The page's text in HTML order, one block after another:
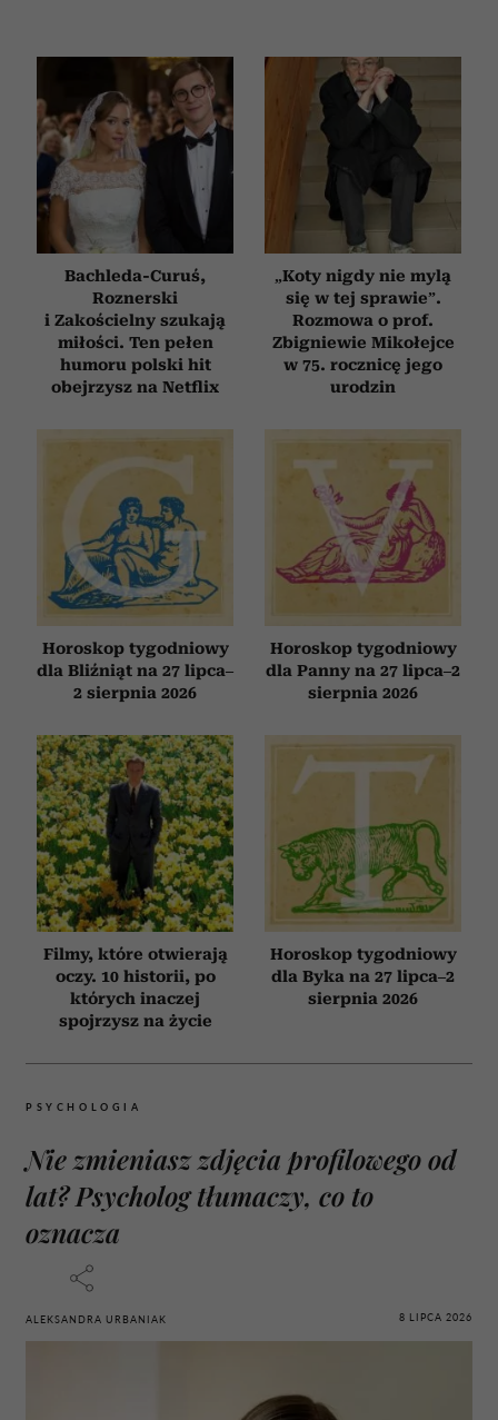
Bachleda-Curuś,
Roznerski
i Zakościelny szukają
miłości. Ten pełen
humoru polski hit
obejrzysz na Netflix
„Koty nigdy nie mylą
się w tej sprawie”.
Rozmowa o prof.
Zbigniewie Mikołejce
w 75. rocznicę jego
urodzin
Horoskop tygodniowy
dla Bliźniąt na 27 lipca–
2 sierpnia 2026
Horoskop tygodniowy
dla Panny na 27 lipca–2
sierpnia 2026
Filmy, które otwierają
oczy. 10 historii, po
których inaczej
spojrzysz na życie
Horoskop tygodniowy
dla Byka na 27 lipca–2
sierpnia 2026
PSYCHOLOGIA
Nie zmieniasz zdjęcia profilowego od
lat? Psycholog tłumaczy, co to
oznacza
ALEKSANDRA URBANIAK 8 LIPCA 2026